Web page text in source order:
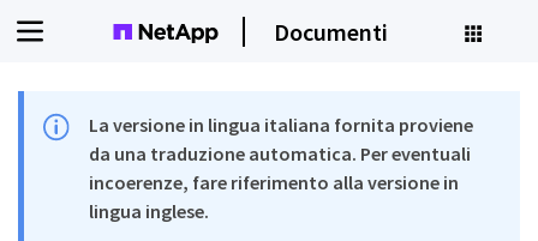
Documenti
La versione in lingua italiana fornita proviene
da una traduzione automatica. Per eventuali
incoerenze, fare riferimento alla versione in
lingua inglese.